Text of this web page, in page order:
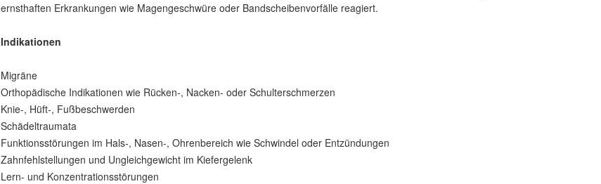
ernsthaften Erkrankungen wie Magengeschwüre oder Bandscheibenvorfälle reagiert.
Indikationen
Migräne
Orthopädische Indikationen wie Rücken-, Nacken- oder Schulterschmerzen
Knie-, Hüft-, Fußbeschwerden
Schädeltraumata
Funktionsstörungen im Hals-, Nasen-, Ohrenbereich wie Schwindel oder Entzündungen
Zahnfehlstellungen und Ungleichgewicht im Kiefergelenk
Lern- und Konzentrationsstörungen